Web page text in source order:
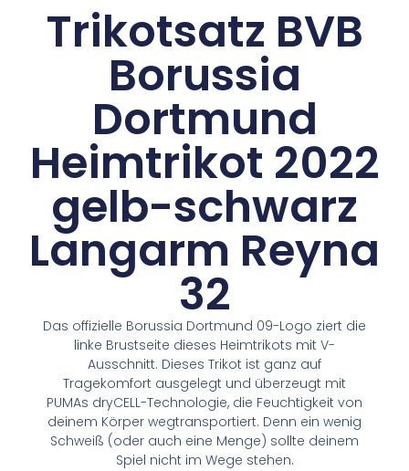
Trikotsatz BVB
Borussia
Dortmund
Heimtrikot 2022
gelb-schwarz
Langarm Reyna
32
Das offizielle Borussia Dortmund 09-Logo ziert die
linke Brustseite dieses Heimtrikots mit V-
Ausschnitt. Dieses Trikot ist ganz auf
Tragekomfort ausgelegt und überzeugt mit
PUMAs dryCELL-Technologie, die Feuchtigkeit von
deinem Körper wegtransportiert. Denn ein wenig
Schweiß (oder auch eine Menge) sollte deinem
Spiel nicht im Wege stehen.